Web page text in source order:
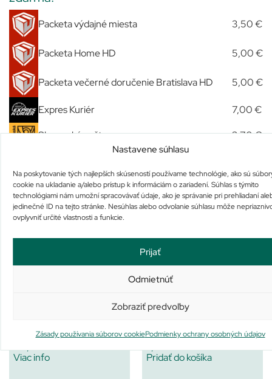
Nastavene súhlasu
Na poskytovanie tých najlepších skúseností používame technológie, ako sú
cookie na ukladanie a/alebo prístup k informáciám o zariadení. Súhlas s týmito
technológiami nám umožní spracovávať údaje, ako je správanie pri prehliadaní
jedinečné ID na tejto stránke. Nesúhlas alebo odvolanie súhlasu môže
ovplyvniť určité vlastnosti a funkcie.
Prijať
Odmietnúť
Zobraziť predvoľby
Zásady používania súborov cookiePodmienky ochrany osobných údajov
Packeta výdajné miesta 3,50 €
Packeta Home HD 5,00 €
Packeta večerné doručenie Bratislava HD 5,00 €
Expres Kuriér 7,00 €
Slovenská pošta
3,70 €
Podobné produkty
Nie je na sklade
Viac info
LIVSANE Propolis + Vitamín
Na sklade už iba 2
Pridať do košíka